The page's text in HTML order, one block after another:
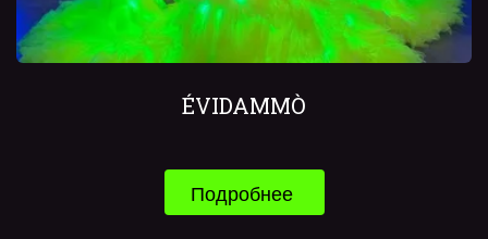
ÉVIDAMMÒ
Подробнее